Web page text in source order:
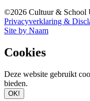
©2026 Cultuur & School
Privacyverklaring &
Site by Naam
Cookies
Deze website gebruikt
bieden.
OK!